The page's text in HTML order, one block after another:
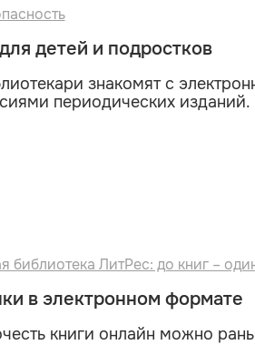
детей и подростков
знакомят с
периодических изданий.
библиотека ЛитРес: до книг –
в электронном формате
книги онлайн можно